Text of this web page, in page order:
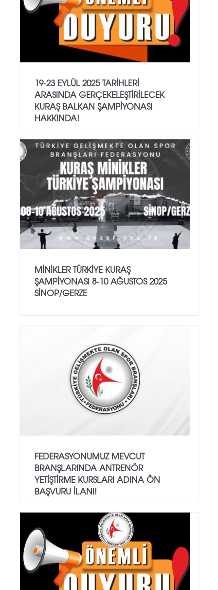
19-23 EYLÜL 2025 TARİHLERİ
ARASINDA GERÇEKELEŞTİRİLECEK
KURAŞ BALKAN ŞAMPİYONASI
HAKKINDA!
MİNİKLER TÜRKİYE KURAŞ
ŞAMPİYONASI 8-10 AĞUSTOS 2025
SİNOP/GERZE
FEDERASYONUMUZ MEVCUT
BRANŞLARINDA ANTRENÖR
YETİŞTİRME KURSLARI ADINA ÖN
BAŞVURU İLANI!